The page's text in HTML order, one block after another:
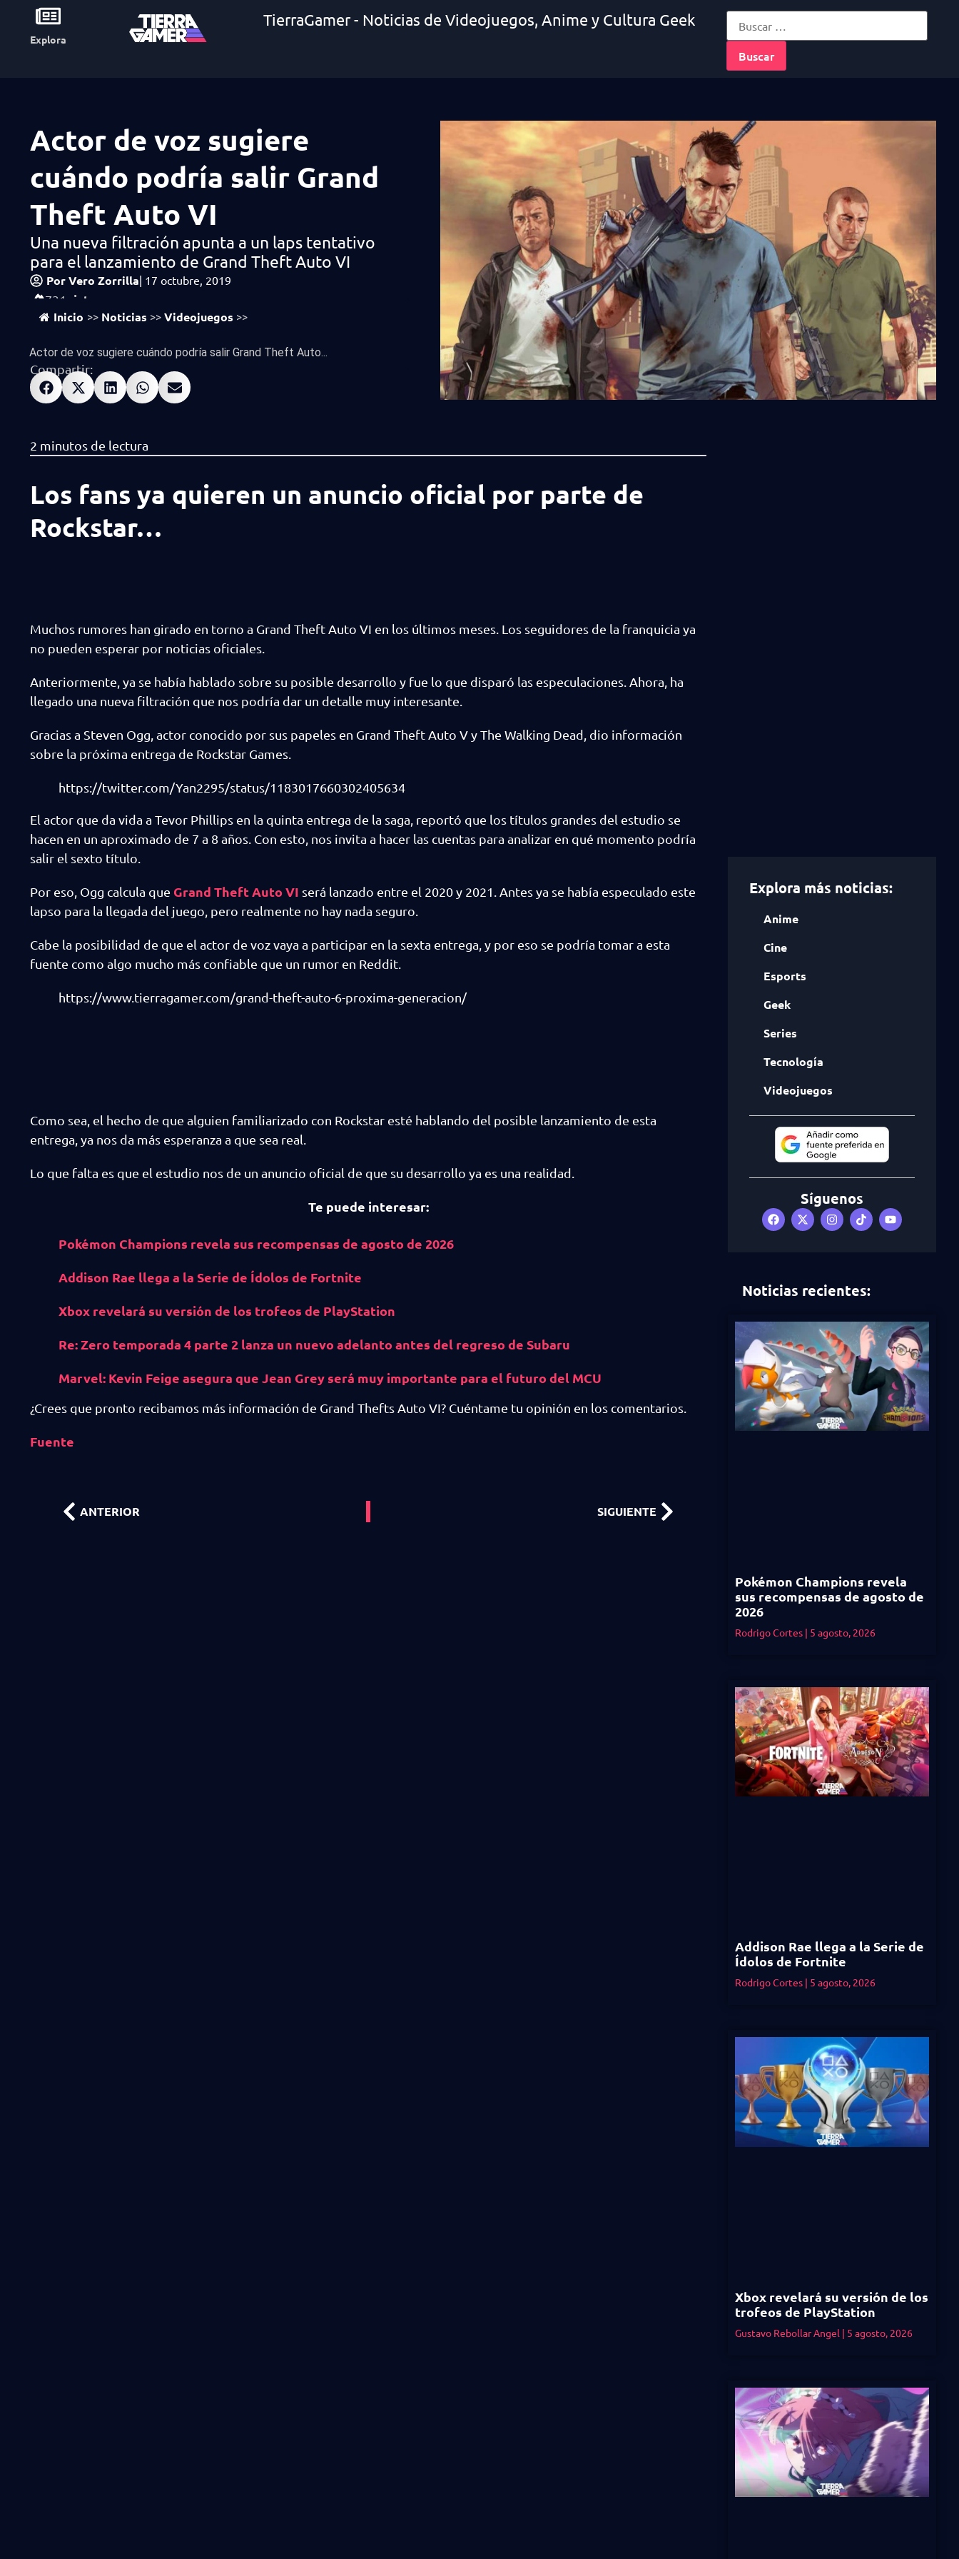
Explora
TierraGamer - Noticias de Videojuegos, Anime y Cultura Geek
Actor de voz sugiere
cuándo podría salir Grand
Theft Auto VI
Una nueva filtración apunta a un laps tentativo
para el lanzamiento de Grand Theft Auto VI
PorVero Zorrilla| 17 octubre, 2019
731 vistas
Inicio >> Noticias >> Videojuegos >>
Actor de voz sugiere cuándo podría salir Grand Theft Auto...
Compartir:
Los fans ya quieren un anuncio oficial por parte de
Rockstar…
Muchos rumores han girado en torno a Grand Theft Auto VI en los últimos meses. Los seguidores de la franquicia ya
no pueden esperar por noticias oficiales.
Anteriormente, ya se había hablado sobre su posible desarrollo y fue lo que disparó las especulaciones. Ahora, ha
llegado una nueva filtración que nos podría dar un detalle muy interesante.
Gracias a Steven Ogg, actor conocido por sus papeles en Grand Theft Auto V y The Walking Dead, dio información
sobre la próxima entrega de Rockstar Games.
https://twitter.com/Yan2295/status/1183017660302405634
El actor que da vida a Tevor Phillips en la quinta entrega de la saga, reportó que los títulos grandes del estudio se
hacen en un aproximado de 7 a 8 años. Con esto, nos invita a hacer las cuentas para analizar en qué momento podría
salir el sexto título.
Por eso, Ogg calcula que Grand Theft Auto VI será lanzado entre el 2020 y 2021. Antes ya se había especulado este
lapso para la llegada del juego, pero realmente no hay nada seguro.
Cabe la posibilidad de que el actor de voz vaya a participar en la sexta entrega, y por eso se podría tomar a esta
fuente como algo mucho más confiable que un rumor en Reddit.
https://www.tierragamer.com/grand-theft-auto-6-proxima-generacion/
Como sea, el hecho de que alguien familiarizado con Rockstar esté hablando del posible lanzamiento de esta
entrega, ya nos da más esperanza a que sea real.
Lo que falta es que el estudio nos de un anuncio oficial de que su desarrollo ya es una realidad.
Te puede interesar:
Pokémon Champions revela sus recompensas de agosto de 2026
Addison Rae llega a la Serie de Ídolos de Fortnite
Xbox revelará su versión de los trofeos de PlayStation
Re: Zero temporada 4 parte 2 lanza un nuevo adelanto antes del regreso de Subaru
Marvel: Kevin Feige asegura que Jean Grey será muy importante para el futuro del MCU
¿Crees que pronto recibamos más información de Grand Thefts Auto VI? Cuéntame tu opinión en los comentarios.
Fuente
ANTERIOR SIGUIENTE
Explora más noticias:
Anime
Cine
Esports
Geek
Series
Tecnología
Videojuegos
Síguenos
Noticias recientes:
Pokémon Champions revela
sus recompensas de agosto de
2026
Rodrigo Cortes 5 agosto, 2026
Addison Rae llega a la Serie de
Ídolos de Fortnite
Rodrigo Cortes 5 agosto, 2026
Xbox revelará su versión de los
trofeos de PlayStation
Gustavo Rebollar Angel 5 agosto, 2026